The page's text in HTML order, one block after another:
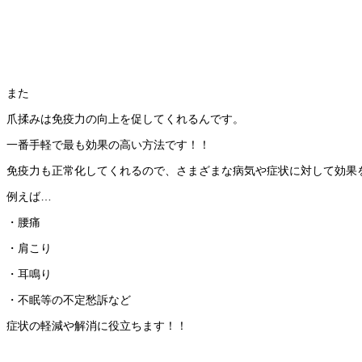
また
爪揉みは免疫力の向上を促してくれるんです。
一番手軽で最も効果の高い方法です！！
免疫力も正常化してくれるので、さまざまな病気や症状に対して効果
例えば…
・腰痛
・肩こり
・耳鳴り
・不眠等の不定愁訴など
症状の軽減や解消に役立ちます！！